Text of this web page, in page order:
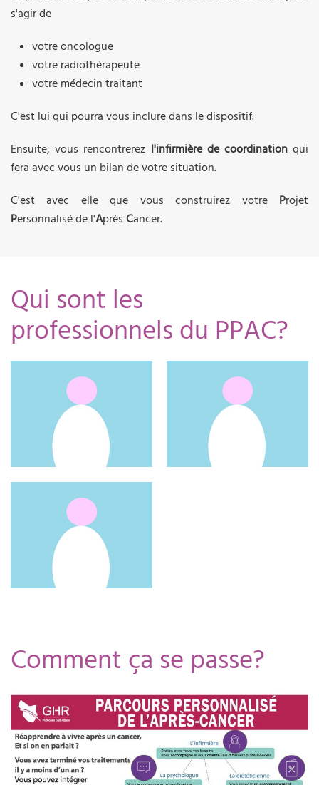
s'agir de
votre oncologue
votre radiothérapeute
votre médecin traitant
C'est lui qui pourra vous inclure dans le dispositif.
Ensuite, vous rencontrerez l'infirmière de coordinationqui
fera avec vous un bilan de votre situation.
C'est avec elle que vous construirez votre Projet
Personnalisé de l'Après Cancer.
Qui sont les
professionnels du PPAC?
06.23.30.46.79 06.23.30.46.74
Comment ça se passe?